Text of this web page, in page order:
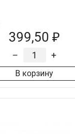
399,50 ₽
– +
В корзину